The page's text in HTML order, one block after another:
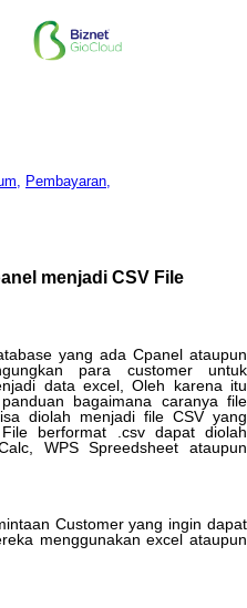
, Pembayaran,
menjadi CSV File
yang ada Cpanel ataupun
para customer
untuk
data excel Oleh karena itu
panduan bagaimana caranya file
diolah menjadi file CSV yang
File berformat csv dapat diolah
WPS Spreedsheet
ataupun
Customer yang ingin dapat
menggunakan excel ataupun